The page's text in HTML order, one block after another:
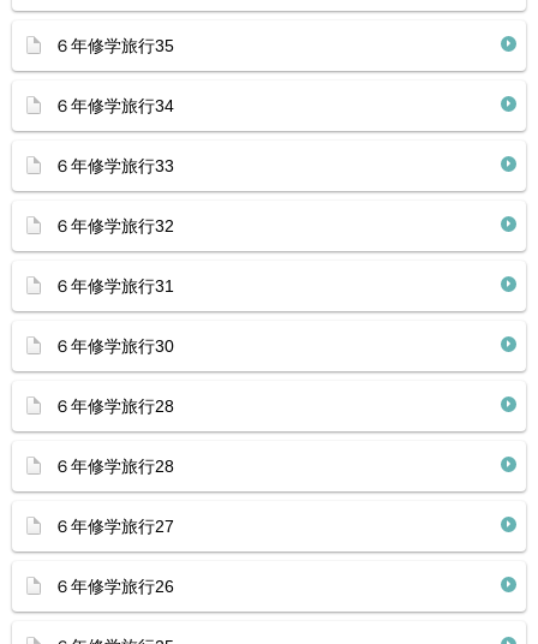
６年修学旅行35
６年修学旅行34
６年修学旅行33
６年修学旅行32
６年修学旅行31
６年修学旅行30
６年修学旅行28
６年修学旅行28
６年修学旅行27
６年修学旅行26